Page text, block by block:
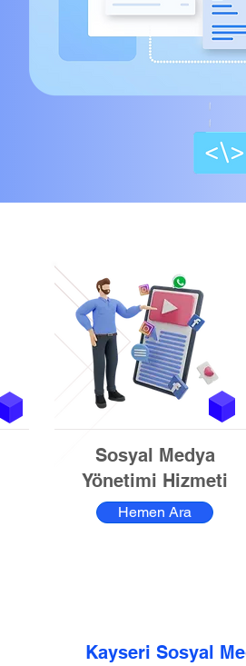
Sosyal Medya
Yönetimi Hizmeti
Hemen Ara
Kayseri Sosyal